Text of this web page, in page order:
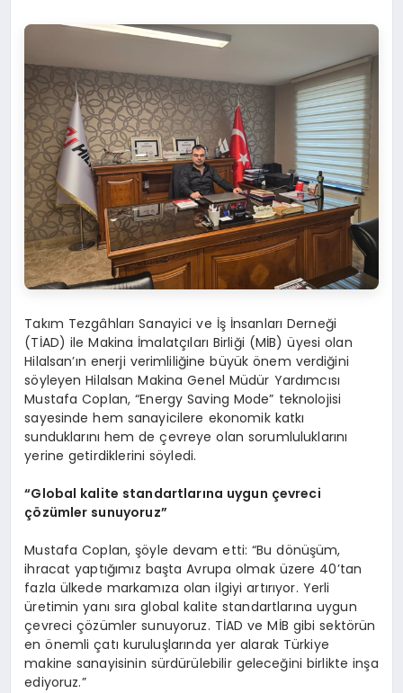
Takım Tezgâhları Sanayici ve İş İnsanları Derneği
(TİAD) ile Makina İmalatçıları Birliği (MİB) üyesi olan
Hilalsan’ın enerji verimliliğine büyük önem verdiğini
söyleyen Hilalsan Makina Genel Müdür Yardımcısı
Mustafa Coplan, “Energy Saving Mode” teknolojisi
sayesinde hem sanayicilere ekonomik katkı
sunduklarını hem de çevreye olan sorumluluklarını
yerine getirdiklerini söyledi.
“Global kalite standartlarına uygun çevreci
çözümler sunuyoruz”
Mustafa Coplan, şöyle devam etti: “Bu dönüşüm,
ihracat yaptığımız başta Avrupa olmak üzere 40’tan
fazla ülkede markamıza olan ilgiyi artırıyor. Yerli
üretimin yanı sıra global kalite standartlarına uygun
çevreci çözümler sunuyoruz. TİAD ve MİB gibi sektörün
en önemli çatı kuruluşlarında yer alarak Türkiye
makine sanayisinin sürdürülebilir geleceğini birlikte inşa
ediyoruz.”